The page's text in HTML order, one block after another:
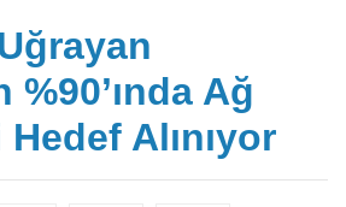
Ağ
Alınıyor